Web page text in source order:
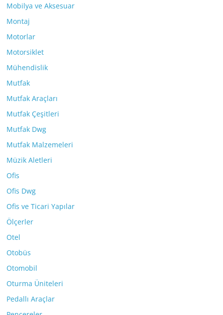
Mobilya ve Aksesuar
Montaj
Motorlar
Motorsiklet
Mühendislik
Mutfak
Mutfak Araçları
Mutfak Çeşitleri
Mutfak Dwg
Mutfak Malzemeleri
Müzik Aletleri
Ofis
Ofis Dwg
Ofis ve Ticari Yapılar
Ölçerler
Otel
Otobüs
Otomobil
Oturma Üniteleri
Pedallı Araçlar